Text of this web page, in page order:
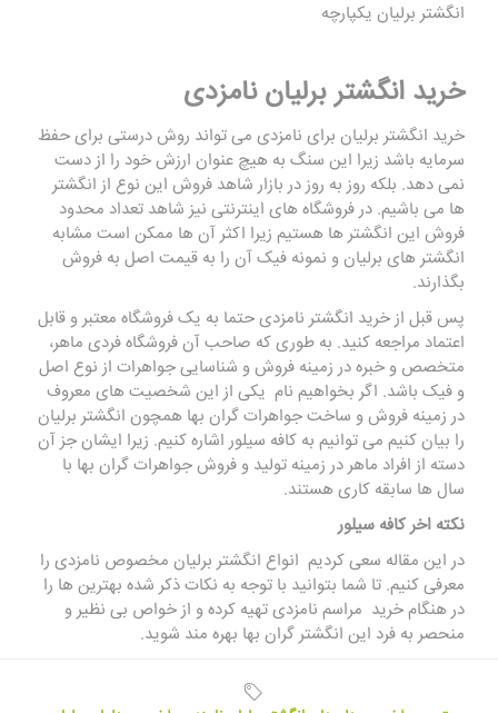
انگشتر برلیان یکپارچه
خرید انگشتر برلیان نامزدی
خرید انگشتر برلیان برای نامزدی می تواند روش درستی برای حفظ
سرمایه باشد زیرا این سنگ به هیچ عنوان ارزش خود را از دست
نمی دهد. بلکه روز به روز در بازار شاهد فروش این نوع از انگشتر
ها می باشیم. در فروشگاه های اینترنتی نیز شاهد تعداد محدود
فروش این انگشتر ها هستیم زیرا اکثر آن ها ممکن است مشابه
انگشتر های برلیان و نمونه فیک آن را به قیمت اصل به فروش
بگذارند.
پس قبل از خرید انگشتر نامزدی حتما به یک فروشگاه معتبر و قابل
اعتماد مراجعه کنید. به طوری که صاحب آن فروشگاه فردی ماهر،
متخصص و خبره در زمینه فروش و شناسایی جواهرات از نوع اصل
و فیک باشد. اگر بخواهیم نام یکی از این شخصیت های معروف
در زمینه فروش و ساخت جواهرات گران بها همچون انگشتر برلیان
را بیان کنیم می توانیم به کافه سیلور اشاره کنیم. زیرا ایشان جز آن
دسته از افراد ماهر در زمینه تولید و فروش جواهرات گران بها با
سال ها سابقه کاری هستند.
نکته اخر کافه سیلور
در این مقاله سعی کردیم انواع انگشتر برلیان مخصوص نامزدی را
معرفی کنیم. تا شما بتوانید با توجه به نکات ذکر شده بهترین ها را
در هنگام خرید مراسم نامزدی تهیه کرده و از خواص بی نظیر و
منحصر به فرد این انگشتر گران بها بهره مند شوید.